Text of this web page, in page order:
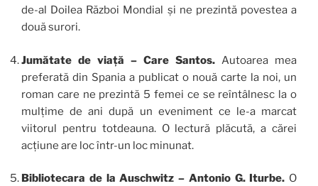
de-al Doilea Război Mondial și ne prezintă povestea a
două surori.
Jumătate de viață – Care Santos. Autoarea mea
preferată din Spania a publicat o nouă carte la noi, un
roman care ne prezintă 5 femei ce se reîntâlnesc la o
mulțime de ani după un eveniment ce le-a marcat
viitorul pentru totdeauna. O lectură plăcută, a cărei
acțiune are loc într-un loc minunat.
Bibliotecara de la Auschwitz – Antonio G. Iturbe. O